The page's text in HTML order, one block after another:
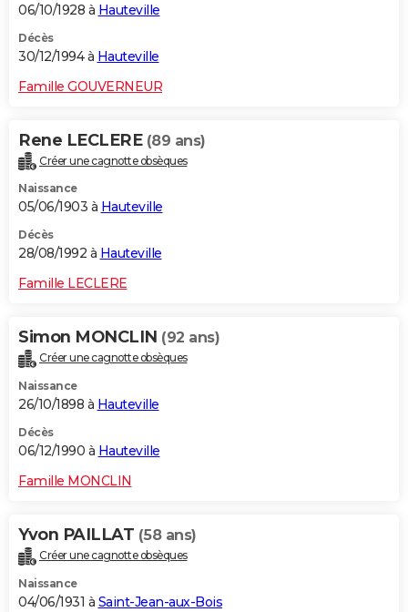
06/10/1928 à Hauteville
Décès
30/12/1994 à Hauteville
Famille GOUVERNEUR
Rene LECLERE (89 ans)
Créer une cagnotte obsèques
Naissance
05/06/1903 à Hauteville
Décès
28/08/1992 à Hauteville
Famille LECLERE
Simon MONCLIN (92 ans)
Créer une cagnotte obsèques
Naissance
26/10/1898 à Hauteville
Décès
06/12/1990 à Hauteville
Famille MONCLIN
Yvon PAILLAT (58 ans)
Créer une cagnotte obsèques
Naissance
04/06/1931 à Saint-Jean-aux-Bois